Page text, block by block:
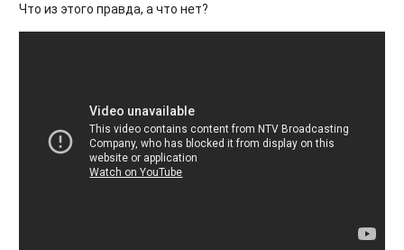
Что из этого правда, а что нет?